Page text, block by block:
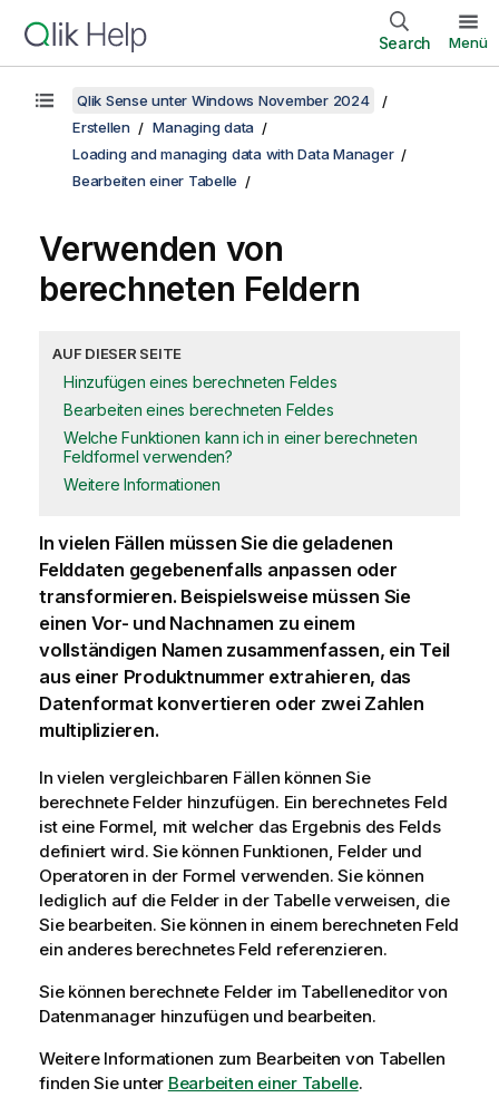
Search Menü
Qlik Sense unter Windows November 2024
Erstellen
Managing data
Loading and managing data with Data Manager
Bearbeiten einer Tabelle
Verwenden von
berechneten Feldern
AUF DIESER SEITE
Hinzufügen eines berechneten Feldes
Bearbeiten eines berechneten Feldes
Welche Funktionen kann ich in einer berechneten
Feldformel verwenden?
Weitere Informationen
In vielen Fällen müssen Sie die geladenen
Felddaten gegebenenfalls anpassen oder
transformieren. Beispielsweise müssen Sie
einen Vor- und Nachnamen zu einem
vollständigen Namen zusammenfassen, ein Teil
aus einer Produktnummer extrahieren, das
Datenformat konvertieren oder zwei Zahlen
multiplizieren.
In vielen vergleichbaren Fällen können Sie
berechnete Felder hinzufügen. Ein berechnetes Feld
ist eine Formel, mit welcher das Ergebnis des Felds
definiert wird. Sie können Funktionen, Felder und
Operatoren in der Formel verwenden. Sie können
lediglich auf die Felder in der Tabelle verweisen, die
Sie bearbeiten. Sie können in einem berechneten Feld
ein anderes berechnetes Feld referenzieren.
Sie können berechnete Felder im Tabelleneditor von
Datenmanager hinzufügen und bearbeiten.
Weitere Informationen zum Bearbeiten von Tabellen
finden Sie unter Bearbeiten einer Tabelle.